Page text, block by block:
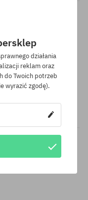
rozmiary:
350 zł
działania
reklam oraz
do Twoich potrzeb
wyrazić zgodę).